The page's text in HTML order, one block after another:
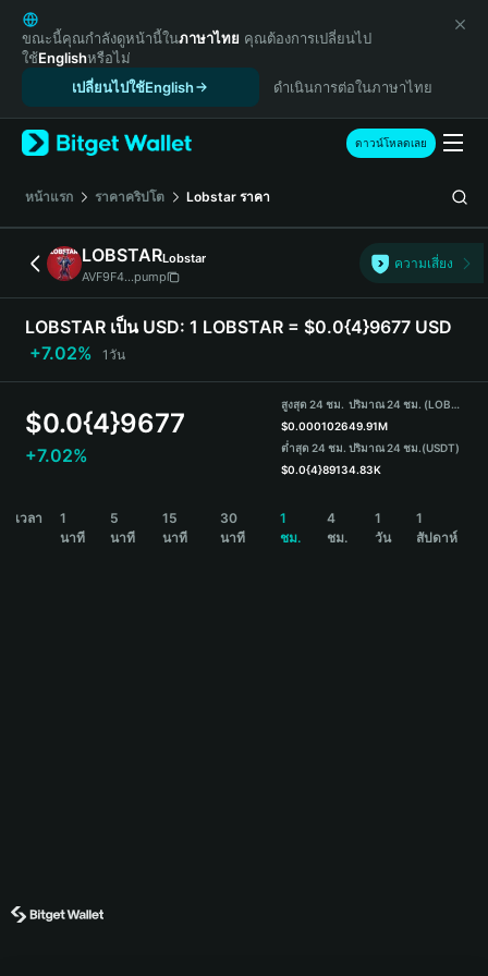
English
日本語
Tiếng Việt
Español (Latinoamérica)
Türkçe
Français
Deutsch
简体中文
繁體中文
Português (Portugal)
Bahasa Indonesia
ภาษาไทย
हिन्दी
Español
Português (Brasil)
ขณะนี้คุณกำลังดูหน้านี้ในภาษาไทย คุณต้องการเปลี่ยนไป
ใช้Englishหรือไม่
เปลี่ยนไปใช้English
ดำเนินการต่อในภาษาไทย
ดาวน์โหลดเลย
หน้าแรก ราคาคริปโต Lobstar ราคา
LOBSTARLobstar
AVF9F4...pump
ความเสี่ยง
LOBSTAR เป็น USD: 1 LOBSTAR = $0.0{4}9677 USD
+7.02%
1วัน
$0.0{4}9677
+7.02%
สูงสุด 24 ชม.
$0.0001026
ต่ำสุด 24 ชม.
$0.0{4}8913
ปริมาณ 24 ชม. (LOBSTAR)
49.91M
ปริมาณ 24 ชม.(USDT)
4.83K
เวลา
1
นาที
5
นาที
15
นาที
30
นาที
1
ชม.
4
ชม.
1
วัน
1
สัปดาห์